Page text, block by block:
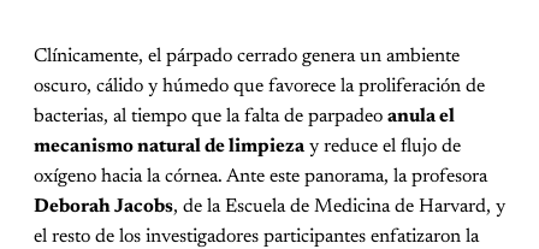
Clínicamente, el párpado cerrado genera un ambiente
oscuro, cálido y húmedo que favorece la proliferación de
bacterias, al tiempo que la falta de parpadeo anula el
mecanismo natural de limpieza y reduce el flujo de
oxígeno hacia la córnea. Ante este panorama, la profesora
Deborah Jacobs, de la Escuela de Medicina de Harvard, y
el resto de los investigadores participantes enfatizaron la